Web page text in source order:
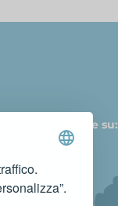
Seguici anche su: